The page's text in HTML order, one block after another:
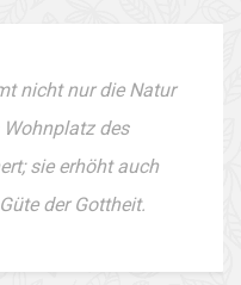
nicht nur die Natur
des
sie erhöht auch
der Gottheit.